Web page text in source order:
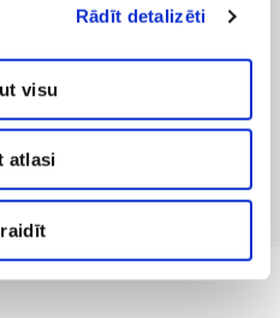
Rādīt detalizēti
visu
atlasi
прием, консультацию,